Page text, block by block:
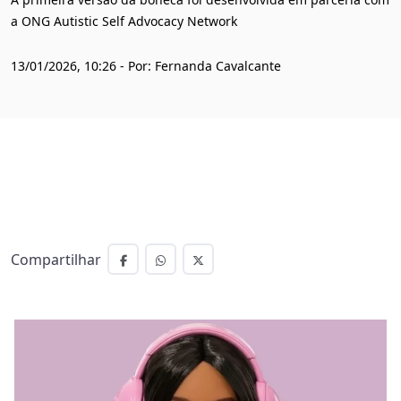
a ONG Autistic Self Advocacy Network
13/01/2026, 10:26 - Por: Fernanda Cavalcante
Compartilhar